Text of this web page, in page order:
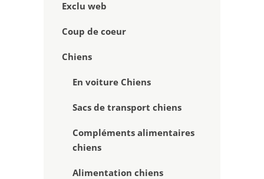
Exclu web
Coup de coeur
Chiens
En voiture Chiens
Sacs de transport chiens
Compléments alimentaires
chiens
Alimentation chiens